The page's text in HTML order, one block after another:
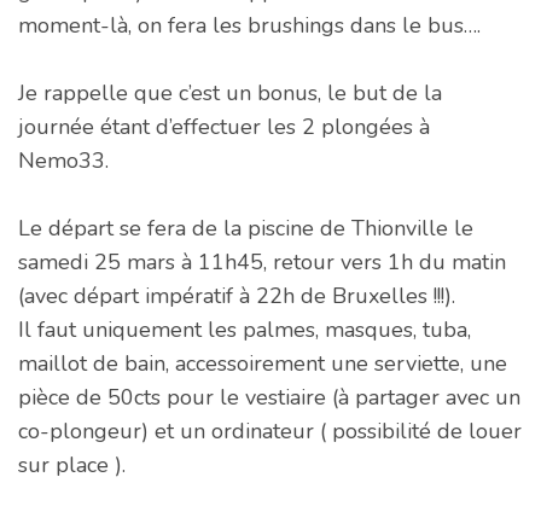
moment-là, on fera les brushings dans le bus….
Je rappelle que c’est un bonus, le but de la
journée étant d’effectuer les 2 plongées à
Nemo33.
Le départ se fera de la piscine de Thionville le
samedi 25 mars à 11h45, retour vers 1h du matin
(avec départ impératif à 22h de Bruxelles !!!).
Il faut uniquement les palmes, masques, tuba,
maillot de bain, accessoirement une serviette, une
pièce de 50cts pour le vestiaire (à partager avec un
co-plongeur) et un ordinateur ( possibilité de louer
sur place ).